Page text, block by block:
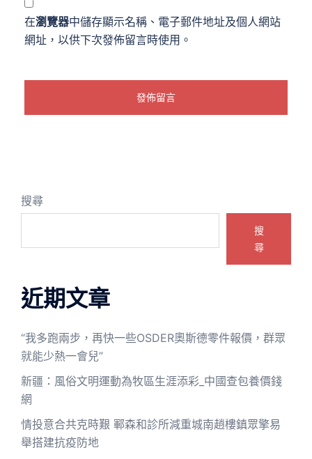
在瀏覽器中儲存顯示名稱、電子郵件地址及個人網站
網址，以供下次發佈留言時使用。
搜尋
搜
尋
近期文章
“我多跑兩步，再快一些OSDER奧斯德零件報價，群眾
就能少熱一會兒”
新疆：風俗文明運動為牧區生涯添彩_中國查包養價錢
網
情投意合共克時艱 鄆森和診所減重城南趙樓鎮眾擎易
舉搭建抗疫防地